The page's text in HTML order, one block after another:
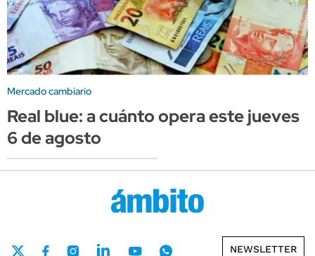
Mercado cambiario
Real blue: a cuánto opera este jueves
6 de agosto
NEWSLETTER